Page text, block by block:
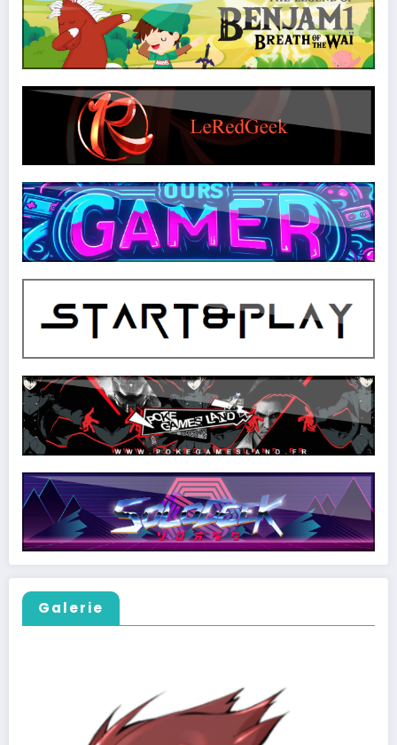
Galerie